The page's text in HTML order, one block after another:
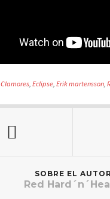
Clamores, Eclipse, Erik martensson,
SOBRE EL AUTOR
Red